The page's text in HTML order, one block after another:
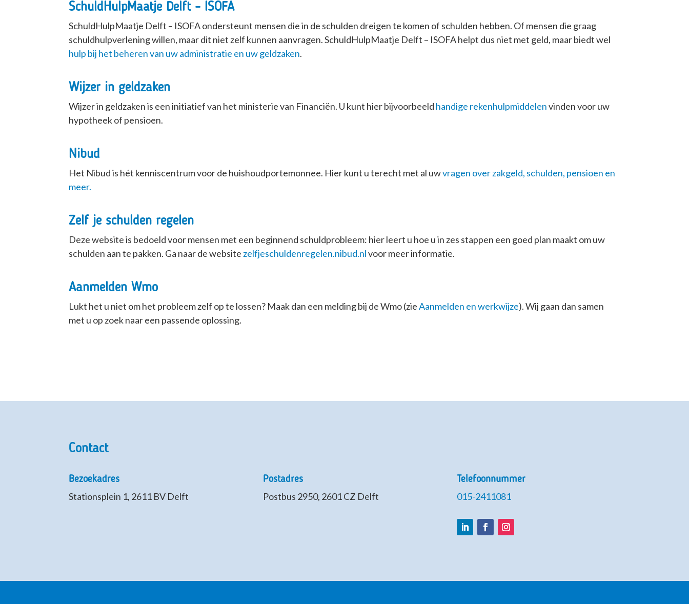
SchuldHulpMaatje Delft – ISOFA​
SchuldHulpMaatje Delft – ISOFA ondersteunt mensen die in de schulden dreigen te komen of schulden hebben. Of mensen die graag
schuldhulpverlening willen, maar dit niet zelf kunnen aanvragen. SchuldHulpMaatje Delft – ISOFA helpt dus niet met geld, maar biedt wel
hulp bij het beheren van uw administratie en uw geldzaken.
Wijzer in geldzaken
Wijzer in geldzaken is een initiatief van het ministerie van Financiën. U kunt hier bijvoorbeeld handige rekenhulpmiddelenvinden voor uw
hypotheek of pensioen.
Nibud
Het Nibud is hét kenniscentrum voor de huishoudportemonnee. Hier kunt u terecht met al uwvragen over zakgeld, schulden, pensioen en
meer.
Zelf je schulden regelen
Deze website is bedoeld voor mensen met een beginnend schuldprobleem: hier leert u hoe u in zes stappen een goed plan maakt om uw
schulden aan te pakken. Ga naar de website zelfjeschuldenregelen.nibud.nlvoor meer informatie.
Aanmelden Wmo
Lukt het u niet om het probleem zelf op te lossen? Maak dan een melding bij de Wmo (zieAanmelden en werkwijze). Wij gaan dan samen
met u op zoek naar een passende oplossing.
Contact
Bezoekadres
Stationsplein 1, 2611 BV Delft
Postadres
Postbus 2950, 2601 CZ Delft
Telefoonnummer
015-2411081